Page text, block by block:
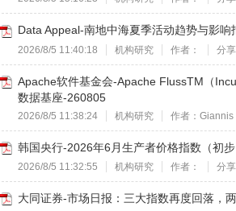
Data Appeal-南地中海夏季活动趋势与影
2026/8/5 11:40:18 机构研究 作者： 分
Apache软件基金会-Apache FlussTM（
数据基座-260805
2026/8/5 11:38:24 机构研究 作者：Giannis
韩国央行-2026年6月生产者价格指数（初
2026/8/5 11:32:55 机构研究 作者： 分
大同证券-市场日报：三大指数再度回落，